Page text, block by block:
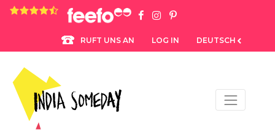
4.8 rating based on 1,234 ratings
RUFT UNS AN LOG IN DEUTSCH